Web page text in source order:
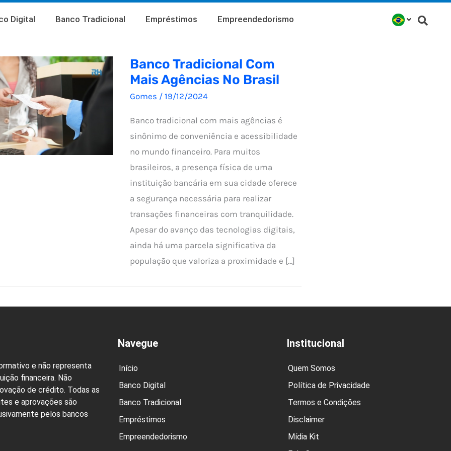
Digital Banco Tradicional Empréstimos Empreendedorismo
Banco Tradicional Com
Mais Agências No Brasil
Gomes / 19/12/2024
Banco tradicional com mais agências é
sinônimo de conveniência e acessibilidade
no mundo financeiro. Para muitos
brasileiros, a presença física de uma
instituição bancária em sua cidade oferece
a segurança necessária para realizar
transações financeiras com tranquilidade.
Apesar do avanço das tecnologias digitais,
ainda há uma parcela significativa da
população que valoriza a proximidade e […]
e não representa
financeira. Não
de crédito. Todas as
e aprovações são
pelos bancos
Navegue
Início
Banco Digital
Banco Tradicional
Empréstimos
Empreendedorismo
Institucional
Quem Somos
Política de Privacidade
Termos e Condições
Disclaimer
Mídia Kit